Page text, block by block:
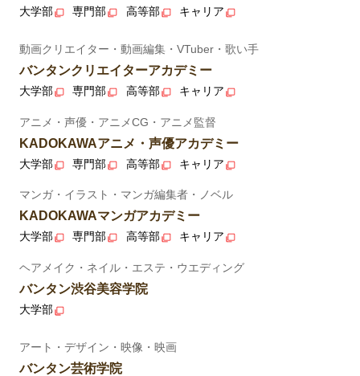
大学部 専門部 高等部 キャリア
動画クリエイター・動画編集・VTuber・歌い手
バンタンクリエイターアカデミー
大学部 専門部 高等部 キャリア
アニメ・声優・アニメCG・アニメ監督
KADOKAWAアニメ・声優アカデミー
大学部 専門部 高等部 キャリア
マンガ・イラスト・マンガ編集者・ノベル
KADOKAWAマンガアカデミー
大学部 専門部 高等部 キャリア
ヘアメイク・ネイル・エステ・ウエディング
バンタン渋谷美容学院
大学部
アート・デザイン・映像・映画
バンタン芸術学院